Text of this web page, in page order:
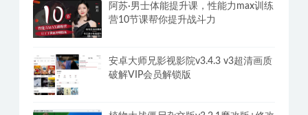
阿苏·男士体能提升课，性能力max训练
营10节课帮你提升战斗力
安卓大师兄影视影院v3.4.3 v3超清画质
破解VIP会员解锁版